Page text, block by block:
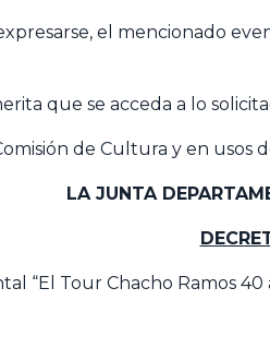
el mencionado
que se acceda a lo
de Cultura y en usos
LA JUNTA
“El Tour Chacho Ramos 40